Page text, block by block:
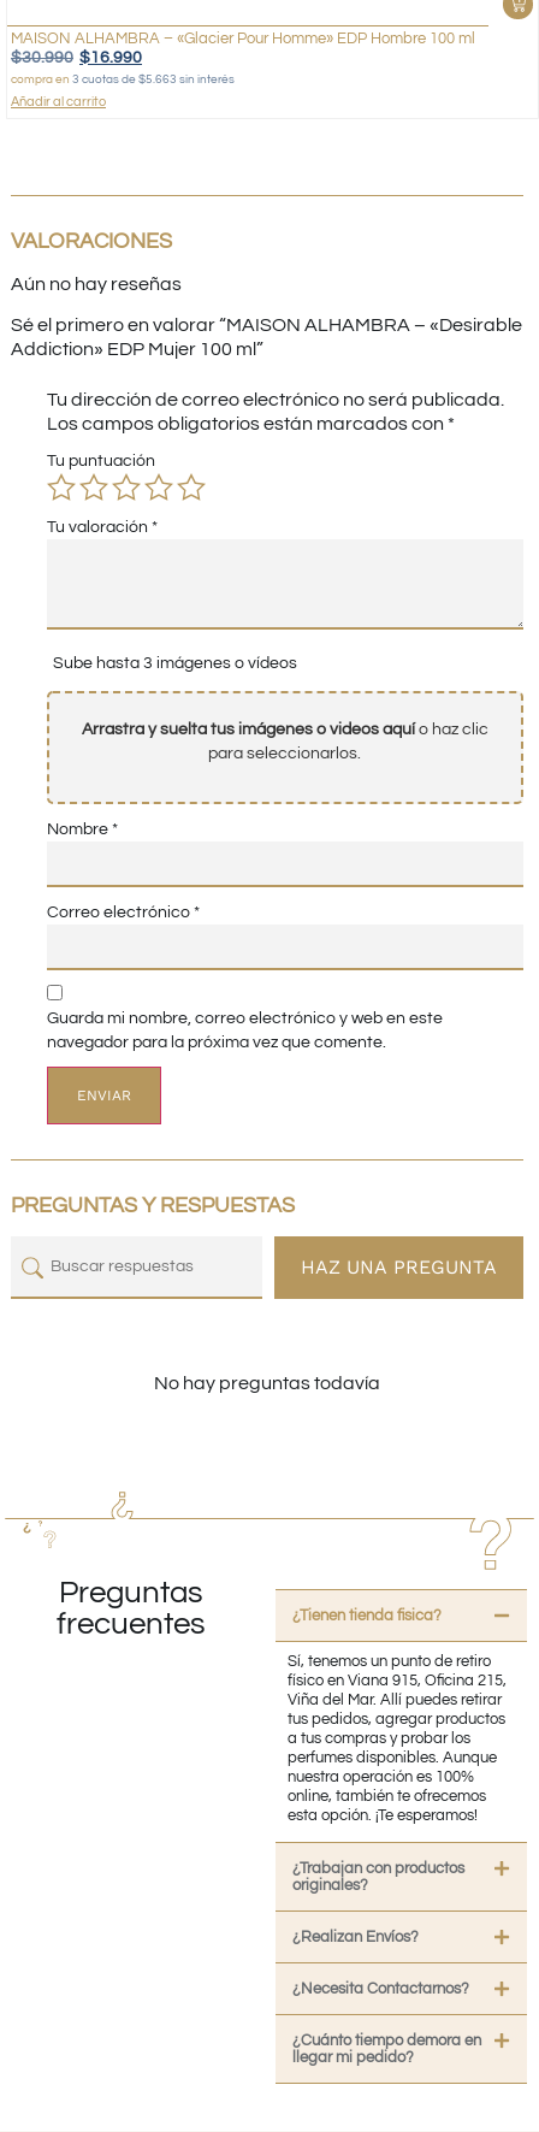
MAISON ALHAMBRA – «Glacier Pour Homme» EDP Hombre 100 ml
$30.990 $16.990
compra en 3 cuotas de $5.663 sin interés
Añadir al carrito
VALORACIONES
Aún no hay reseñas
Sé el primero en valorar “MAISON ALHAMBRA – «Desirable
Addiction» EDP Mujer 100 ml”
Tu dirección de correo electrónico no será publicada.
Los campos obligatorios están marcados con *
Tu puntuación
Tu valoración *
Sube hasta 3 imágenes o vídeos
Arrastra y suelta tus imágenes o videos aquío haz clic
para seleccionarlos.
Nombre *
Correo electrónico *
Guarda mi nombre, correo electrónico y web en este
navegador para la próxima vez que comente.
PREGUNTAS Y RESPUESTAS
HAZ UNA PREGUNTA
No hay preguntas todavía
Preguntas
frecuentes
¿Tienen tienda fisica?
Sí, tenemos un punto de retiro
físico en Viana 915, Oficina 215,
Viña del Mar. Allí puedes retirar
tus pedidos, agregar productos
a tus compras y probar los
perfumes disponibles. Aunque
nuestra operación es 100%
online, también te ofrecemos
esta opción. ¡Te esperamos!
¿Trabajan con productos
originales?
¿Realizan Envíos?
¿Necesita Contactarnos?
¿Cuánto tiempo demora en
llegar mi pedido?